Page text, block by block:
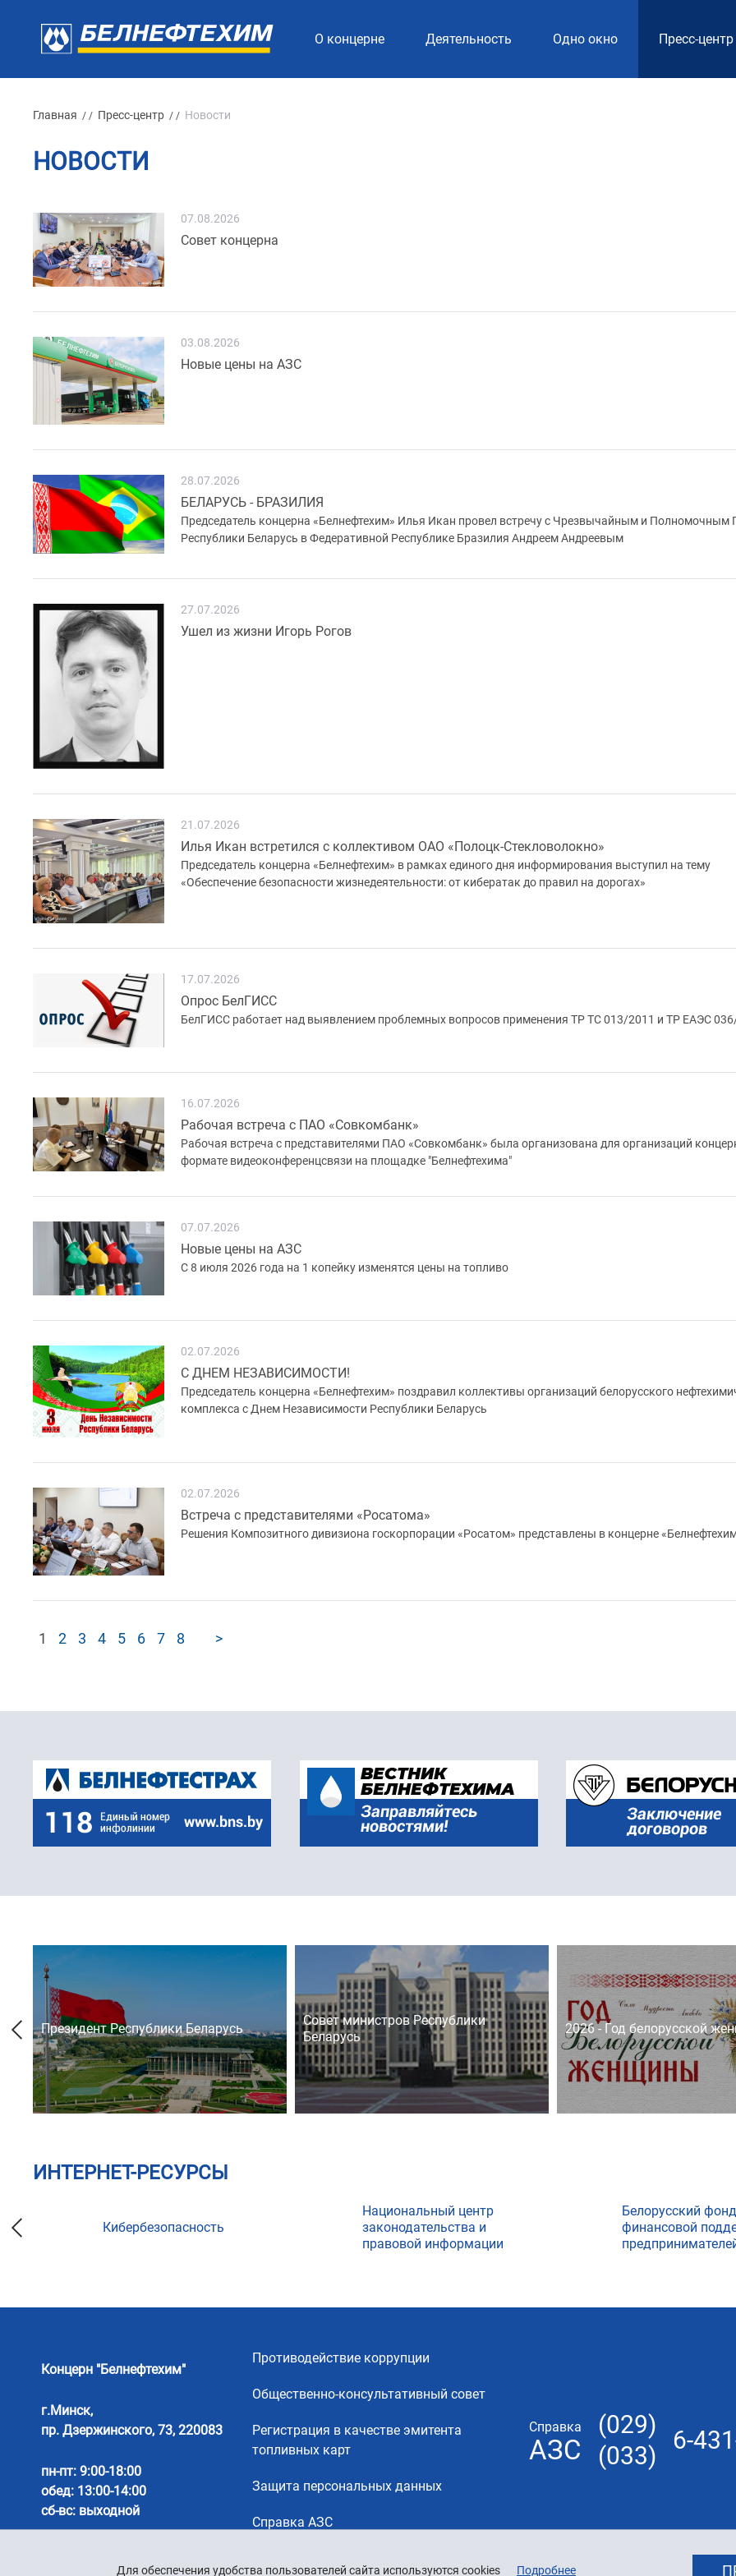
О концерне Деятельность Одно окно Пресс-центр
Главная / / Пресс-центр / / Новости
НОВОСТИ
07.08.2026
Совет концерна
03.08.2026
Новые цены на АЗС
28.07.2026
БЕЛАРУСЬ - БРАЗИЛИЯ
Председатель концерна «Белнефтехим» Илья Икан провел встречу с Чрезвычайным и Полномочным
Республики Беларусь в Федеративной Республике Бразилия Андреем Андреевым
27.07.2026
Ушел из жизни Игорь Рогов
21.07.2026
Илья Икан встретился с коллективом ОАО «Полоцк-Стекловолокно»
Председатель концерна «Белнефтехим» в рамках единого дня информирования выступил на тему
«Обеспечение безопасности жизнедеятельности: от кибератак до правил на дорогах»
17.07.2026
Опрос БелГИСС
БелГИСС работает над выявлением проблемных вопросов применения ТР ТС 013/2011 и ТР ЕАЭС
16.07.2026
Рабочая встреча с ПАО «Совкомбанк»
Рабочая встреча с представителями ПАО «Совкомбанк» была организована для организаций
формате видеоконференцсвязи на площадке "Белнефтехима"
07.07.2026
Новые цены на АЗС
С 8 июля 2026 года на 1 копейку изменятся цены на топливо
02.07.2026
С ДНЕМ НЕЗАВИСИМОСТИ!
Председатель концерна «Белнефтехим» поздравил коллективы организаций белорусского
комплекса с Днем Независимости Республики Беларусь
02.07.2026
Встреча с представителями «Росатома»
Решения Композитного дивизиона госкорпорации «Росатом» представлены в концерне
1 2 3 4 5 6 7 8 >
Для обеспечения удобства пользователей сайта используются cookies Подробнее
Президент Республики Беларусь
Совет министров Республики
Беларусь
2026 - Год белорусской
ИНТЕРНЕТ-РЕСУРСЫ
Кибербезопасность
Национальный центр
законодательства и
правовой информации
Белорусский фонд
финансовой
Концерн "Белнефтехим"
г.Минск,
пр. Дзержинского, 73, 220083
пн-пт: 9:00-18:00
обед: 13:00-14:00
сб-вс: выходной
Противодействие коррупции
Общественно-консультативный совет
Регистрация в качестве эмитента
топливных карт
Защита персональных данных
Справка АЗС
Справка
АЗС
(029)
(033)
6-